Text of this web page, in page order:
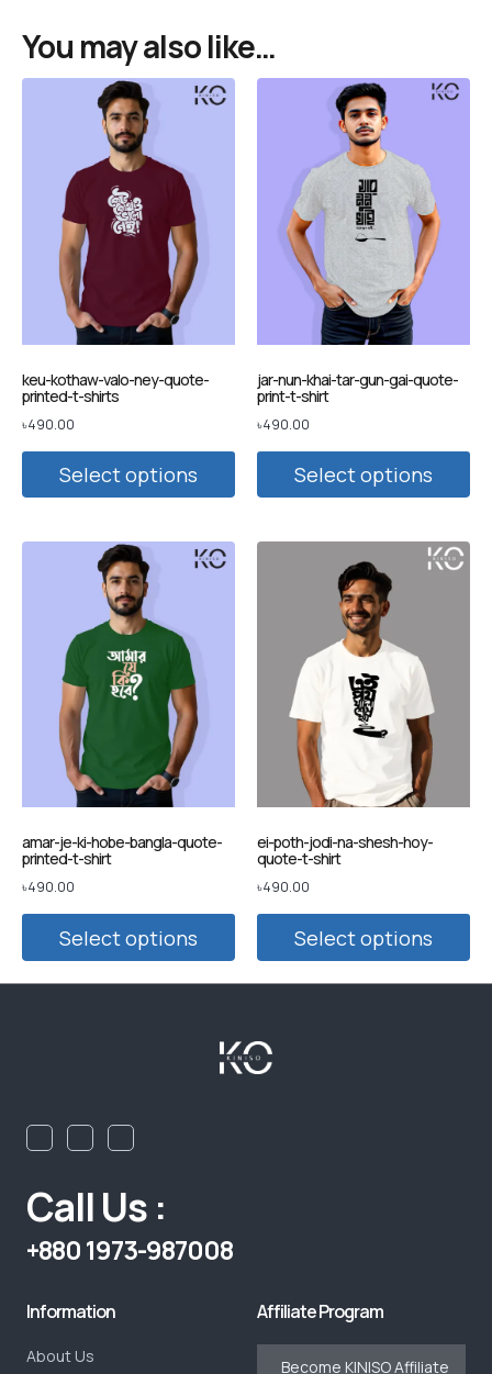
You may also like…
keu-kothaw-valo-ney-quote-
printed-t-shirts
৳490.00
Select options
jar-nun-khai-tar-gun-gai-quote-
print-t-shirt
৳490.00
Select options
amar-je-ki-hobe-bangla-quote-
printed-t-shirt
৳490.00
Select options
ei-poth-jodi-na-shesh-hoy-
quote-t-shirt
৳490.00
Select options
Call Us :
+880 1973-987008
Information
About Us
Affiliate Program
Become KINISO Affiliate